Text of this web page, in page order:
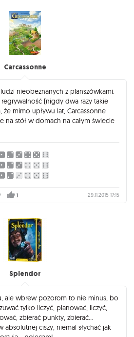
Carcassonne
nieobeznanych z planszówkami.
regrywalność (nigdy dwa razy takie
że mimo upływu lat, Carcassonne
na stół w domach na całym świecie
1 29.11.2015 17:15
Splendor
ale wbrew pozorom to nie minus, bo
tylko liczyć, planować, liczyć,
zbierać punkty, zbierać...
absolutnej ciszy, niemal słychać jak